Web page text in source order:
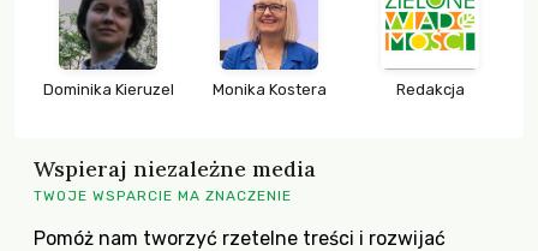
Dominika Kieruzel Monika Kostera Redakcja
Wspieraj niezależne media
TWOJE WSPARCIE MA ZNACZENIE
Pomóż nam tworzyć rzetelne treści i rozwijać